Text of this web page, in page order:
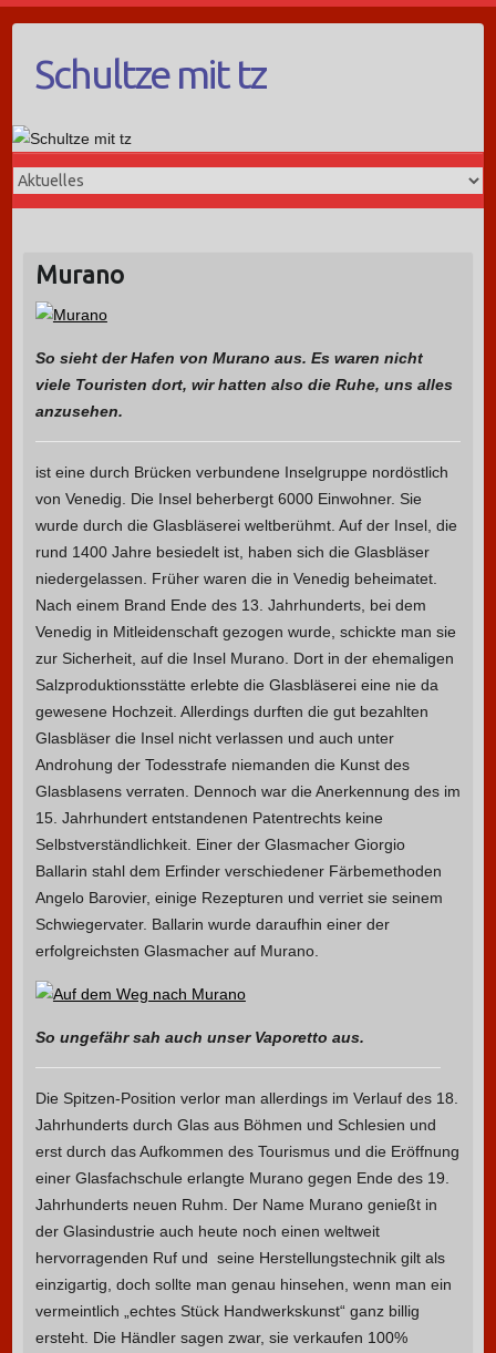
Schultze mit tz
Murano
So sieht der Hafen von Murano aus. Es waren nicht
viele Touristen dort, wir hatten also die Ruhe, uns alles
anzusehen.
ist eine durch Brücken verbundene Inselgruppe nordöstlich
von Venedig. Die Insel beherbergt 6000 Einwohner. Sie
wurde durch die Glasbläserei weltberühmt. Auf der Insel, die
rund 1400 Jahre besiedelt ist, haben sich die Glasbläser
niedergelassen. Früher waren die in Venedig beheimatet.
Nach einem Brand Ende des 13. Jahrhunderts, bei dem
Venedig in Mitleidenschaft gezogen wurde, schickte man sie
zur Sicherheit, auf die Insel Murano. Dort in der ehemaligen
Salzproduktionsstätte erlebte die Glasbläserei eine nie da
gewesene Hochzeit. Allerdings durften die gut bezahlten
Glasbläser die Insel nicht verlassen und auch unter
Androhung der Todesstrafe niemanden die Kunst des
Glasblasens verraten. Dennoch war die Anerkennung des im
15. Jahrhundert entstandenen Patentrechts keine
Selbstverständlichkeit. Einer der Glasmacher Giorgio
Ballarin stahl dem Erfinder verschiedener Färbemethoden
Angelo Barovier, einige Rezepturen und verriet sie seinem
Schwiegervater. Ballarin wurde daraufhin einer der
erfolgreichsten Glasmacher auf Murano.
So ungefähr sah auch unser Vaporetto aus.
Die Spitzen-Position verlor man allerdings im Verlauf des 18.
Jahrhunderts durch Glas aus Böhmen und Schlesien und
erst durch das Aufkommen des Tourismus und die Eröffnung
einer Glasfachschule erlangte Murano gegen Ende des 19.
Jahrhunderts neuen Ruhm. Der Name Murano genießt in
der Glasindustrie auch heute noch einen weltweit
hervorragenden Ruf und seine Herstellungstechnik gilt als
einzigartig, doch sollte man genau hinsehen, wenn man ein
vermeintlich „echtes Stück Handwerkskunst“ ganz billig
ersteht. Die Händler sagen zwar, sie verkaufen 100%